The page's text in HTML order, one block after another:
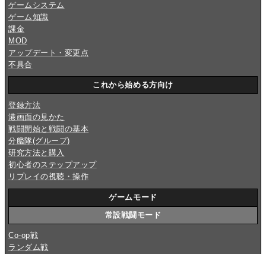
ゲームシステム
ゲーム知識
課金
MOD
アップデート・変更点
不具合
これから始める方向け
登録方法
港画面の見かた
戦闘開始と戦闘の基本
分艦隊(グループ)
研究方法と購入
初心者のステップアップ
リプレイの視聴・操作
ゲームモード
常設戦闘モード
Co-op戦
ランダム戦